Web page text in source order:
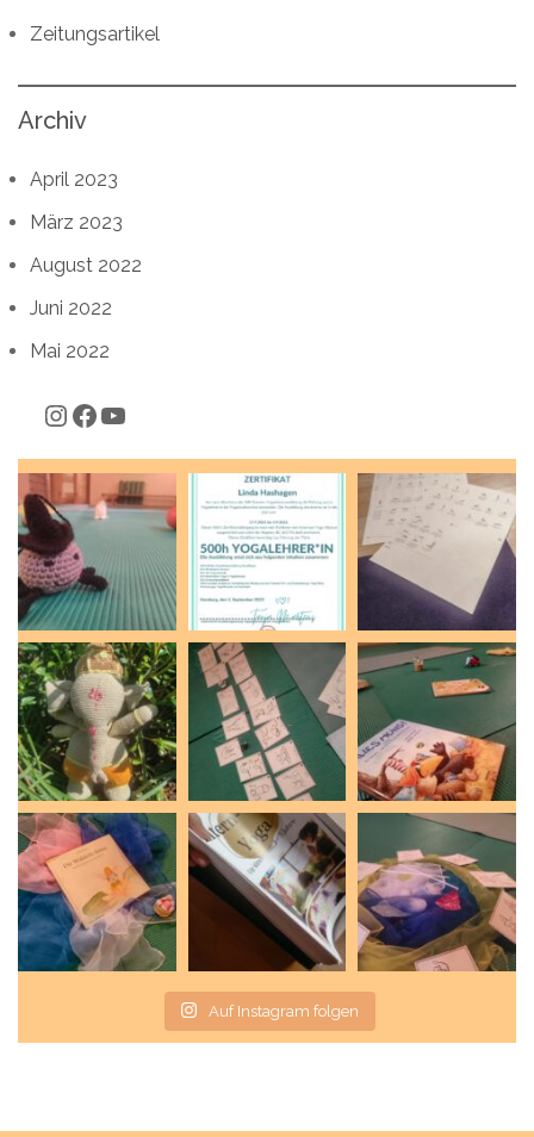
Zeitungsartikel
Archiv
April 2023
März 2023
August 2022
Juni 2022
Mai 2022
Instagram
Facebook
YouTube
Auf Instagram folgen